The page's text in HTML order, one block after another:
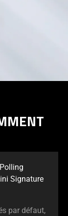
Signature
par défaut,